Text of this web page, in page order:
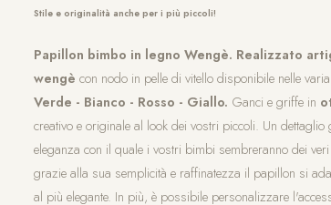
Stile e originalità anche per i più piccoli!
Papillon bimbo in legno Wengè. Realizzato
wengè con nodo in pelle di vitello disponibile nelle
Verde - Bianco - Rosso - Giallo. Ganci e griffe in
creativo e originale al look dei vostri piccoli. Un
eleganza con il quale i vostri bimbi sembreranno dei
grazie alla sua semplicità e raffinatezza il papillon si
al più elegante. In più, è possibile personalizzare